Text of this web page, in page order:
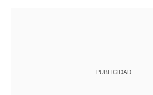
PUBLICIDAD